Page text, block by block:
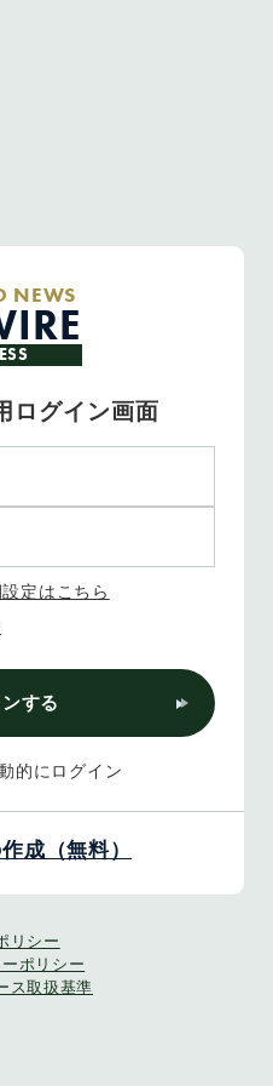
NEWS
ログイン画面
定はこちら
する
的にログイン
成（無料）
リシー
ポリシー
ス取扱基準